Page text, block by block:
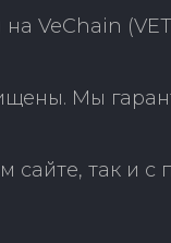
VeChain
Мы
сайте, так и